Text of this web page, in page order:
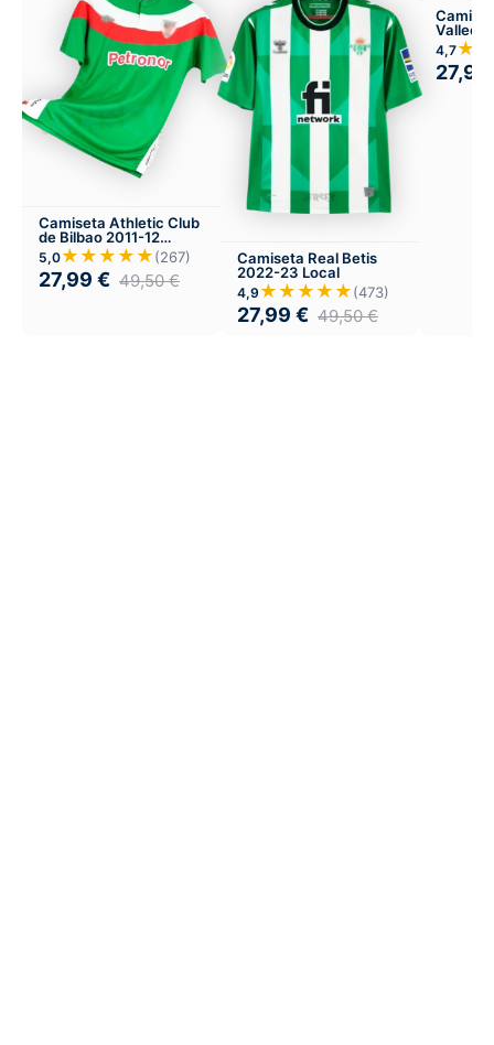
Camiseta Athletic Club
de Bilbao 2011-12
Visitante
5,0★★★★★(267)
27,99 € 49,50€
Camiseta Real Betis
2022-23 Local
4,9 ★★★★★(473)
27,99 € 49,50€
Local
4,7
27,99